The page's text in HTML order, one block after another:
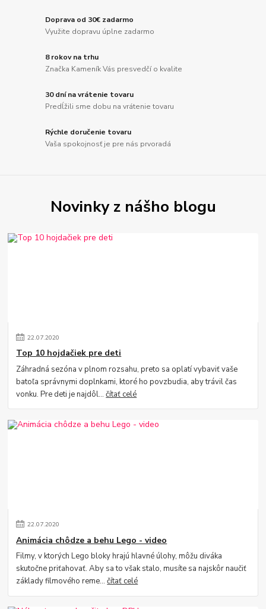
Doprava od 30€ zadarmo
Využite dopravu úplne zadarmo
8 rokov na trhu
Značka Kameník Vás presvedčí o kvalite
30 dní na vrátenie tovaru
Predĺžili sme dobu na vrátenie tovaru
Rýchle doručenie tovaru
Vaša spokojnosť je pre nás prvoradá
Novinky z nášho blogu
22.07.2020
Top 10 hojdačiek pre deti
Záhradná sezóna v plnom rozsahu, preto sa oplatí vybaviť vaše
batoľa správnymi doplnkami, ktoré ho povzbudia, aby trávil čas
vonku. Pre deti je najdôl...čítať celé
22.07.2020
Animácia chôdze a behu Lego - video
Filmy, v ktorých Lego bloky hrajú hlavné úlohy, môžu diváka
skutočne priťahovať. Aby sa to však stalo, musíte sa najskôr naučiť
základy filmového reme...čítať celé